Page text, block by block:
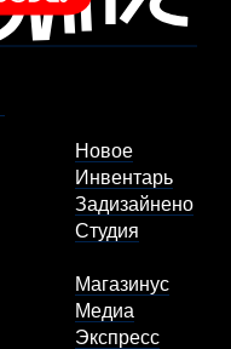
Новое
Инвентарь
Задизайнено
Студия
Магазинус
Медиа
Экспресс